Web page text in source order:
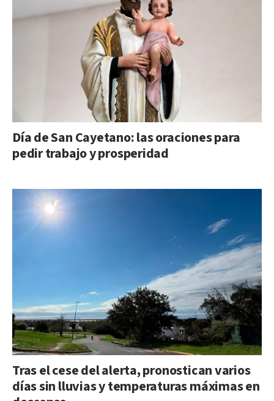
Día de San Cayetano: las oraciones para
pedir trabajo y prosperidad
Tras el cese del alerta, pronostican varios
días sin lluvias y temperaturas máximas en